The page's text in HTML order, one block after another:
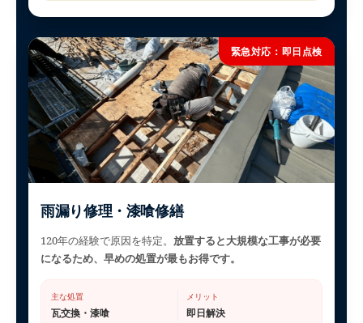
緊急対応：即日点検
雨漏り修理・漆喰修繕
120年の経験で原因を特定。 放置すると大規模な工事が必要
になるため、早めの処置が最もお得です。
主な処置
瓦交換・漆喰
メリット
即日解決